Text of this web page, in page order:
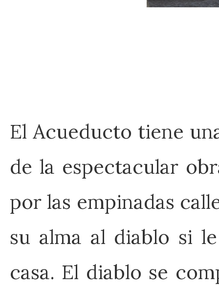
El Acueducto tiene
de la espectacular
por las empinadas
su alma al diablo si
casa. El diablo se